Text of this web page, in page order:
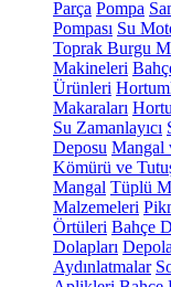
Parça Pompa
Pompası Su
Toprak Burgu
Makineleri
Ürünleri
Makaraları
Su Zamanlayıcı
Deposu Mangal
Kömürü ve
Mangal Tüplü
Malzemeleri
Örtüleri Bahçe
Dolapları
Aydınlatmalar